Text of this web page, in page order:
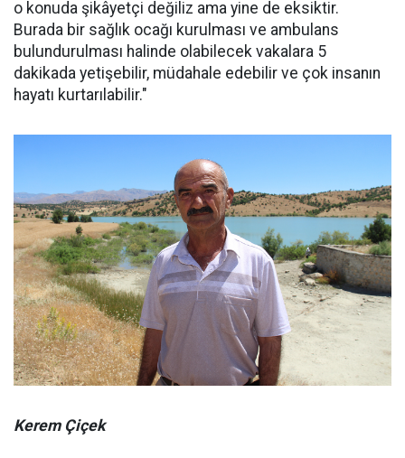
o konuda şikâyetçi değiliz ama yine de eksiktir.
Burada bir sağlık ocağı kurulması ve ambulans
bulundurulması halinde olabilecek vakalara 5
dakikada yetişebilir, müdahale edebilir ve çok insanın
hayatı kurtarılabilir."
Kerem Çiçek